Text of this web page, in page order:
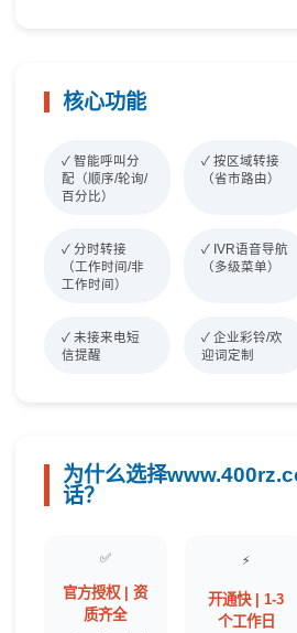
核心功能
✓ 智能呼叫分
配（顺序/轮询/
百分比）
✓ 按区域转接
（省市路由）
✓ 分时转接
（工作时间/非
工作时间）
✓ IVR语音导航
（多级菜单）
✓ 未接来电短
信提醒
✓ 企业彩铃/欢
迎词定制
为什么选择
话？
✅
官方授权 | 资
质齐全
⚡
开通快 | 1-3
个工作日